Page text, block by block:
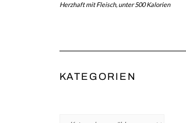
Herzhaft mit Fleisch, unter 500 Kalorien
KATEGORIEN
Kategorien